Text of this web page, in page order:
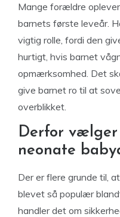
Mange forældre
barnets første leveår.
vigtig rolle, fordi den
hurtigt, hvis barnet
opmærksomhed. Det
give barnet ro til at
overblikket.
Derfor vælger
neonate
Der er flere grunde til,
blevet så populær
handler det om